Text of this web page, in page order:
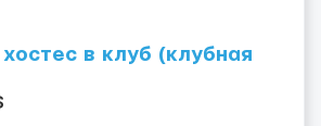
в клуб (клубная